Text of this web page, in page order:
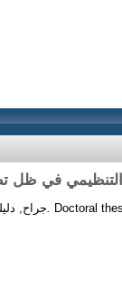
التنظيمي في ظل
جراح, Doctoral